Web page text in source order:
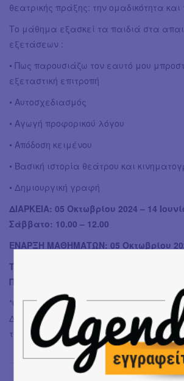
θεατρικής πράξης: την ομαδικότητα και
Το μάθημα εξασκεί τα παιδιά στα
εξετάσεων :
• Πως παρουσιάζω τον εαυτό μου
εξεταστική επιτροπή
• Αυτοσχεδιασμός
• Αγωγή προφορικού λόγου
• Απόδοση κειμένου
• Βασική ιστορία θεάτρου και
• Δημιουργική γραφή
ΔΙΑΡΚΕΙΑ: 05 Οκτωβρίου 2024 – 14
Σάββατο: 10.00 – 12.00
ΕΝΑΡΞΗ ΜΑΘΗΜΑΤΩΝ: 05 Οκτωβρίου
Τα μαθήματα γίνονται στο H.ug |
Πετράλωνα.
*Οι φωτογραφίες είναι των Δημήτρη
Δέσποινας Αναστάσογλου από
της ομάδας.